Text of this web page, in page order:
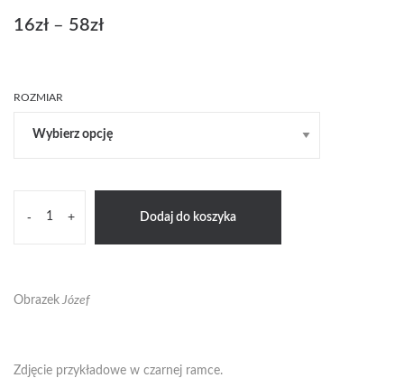
16zł – 58zł
16zł
58zł
ROZMIAR
-
Józef
+ Dodaj do koszyka
Obrazek Józef
Zdjęcie przykładowe w czarnej ramce.